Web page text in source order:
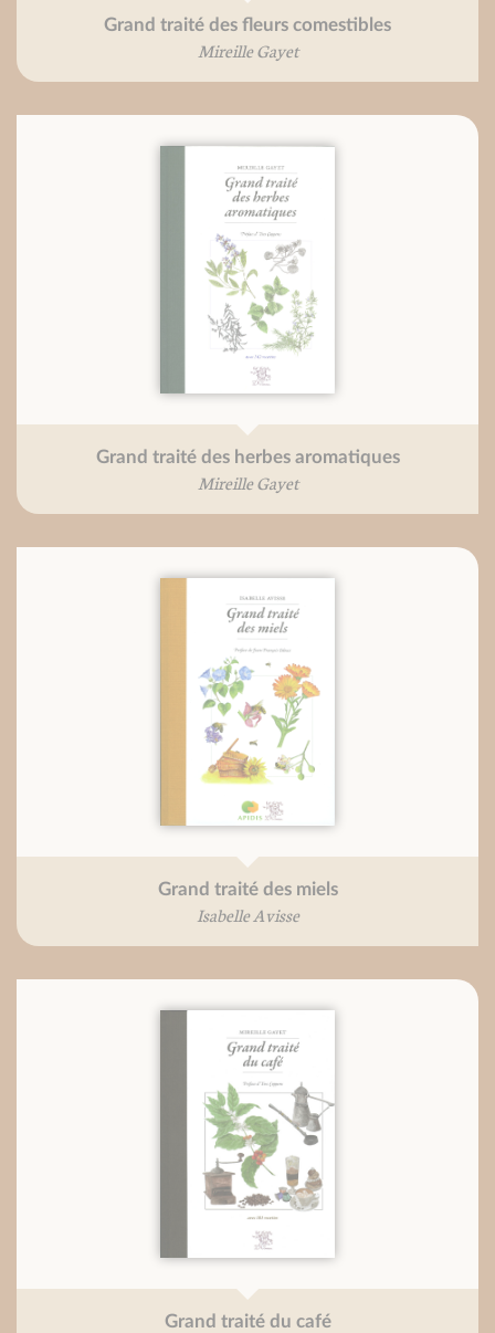
Grand traité des fleurs comestibles
Mireille Gayet
Grand traité des herbes aromatiques
Mireille Gayet
Grand traité des miels
Isabelle Avisse
Grand traité du café